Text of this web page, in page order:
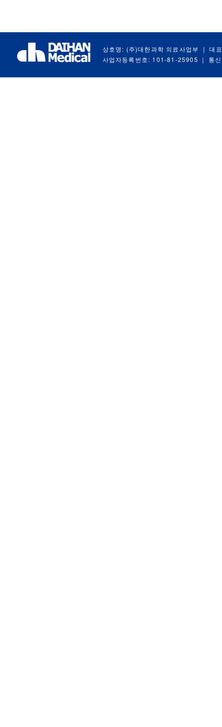
상호명: (주)대한과학 의료사업부 |
대
사업자등록번호: 101-81-25905
| 통